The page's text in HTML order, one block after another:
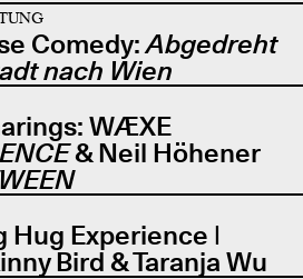
Comedy:Abgedreht
nach Wien
WÆXE
& Neil Höhener
Hug Experience |
Bird & Taranja Wu